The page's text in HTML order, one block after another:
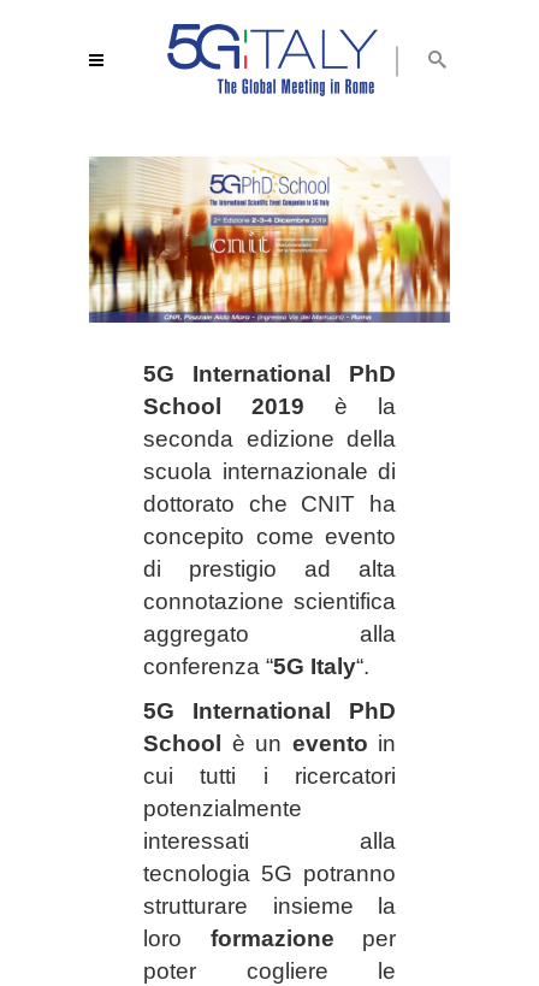
5G International PhD
School 2019 è la
seconda edizione della
scuola internazionale di
dottorato che CNIT ha
concepito come evento
di prestigio ad alta
connotazione scientifica
aggregato alla
conferenza “5G Italy“.
5G International PhD
School è un evento in
cui tutti i ricercatori
potenzialmente
interessati alla
tecnologia 5G potranno
strutturare insieme la
loro formazione per
poter cogliere le